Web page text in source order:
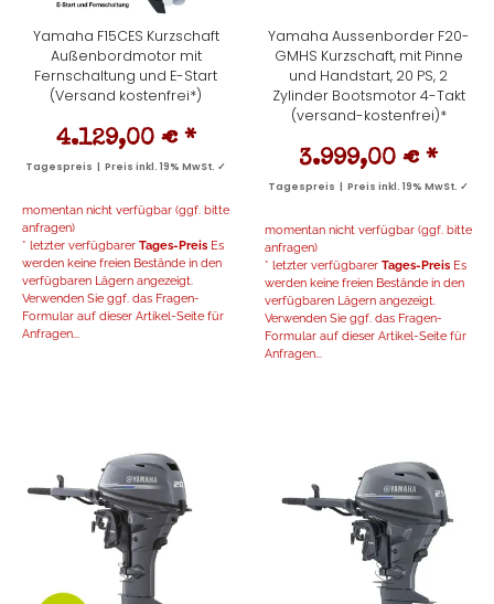
Yamaha F15CES Kurzschaft
Außenbordmotor mit
Fernschaltung und E-Start
(Versand kostenfrei*)
4.129,00 € *
Tagespreis | Preis inkl. 19% MwSt. ✓
momentan nicht verfügbar (ggf. bitte
anfragen)
* letzter verfügbarer Tages-Preis Es
werden keine freien Bestände in den
verfügbaren Lägern angezeigt.
Verwenden Sie ggf. das Fragen-
Formular auf dieser Artikel-Seite für
Anfragen...
Yamaha Aussenborder F20-
GMHS Kurzschaft, mit Pinne
und Handstart, 20 PS, 2
Zylinder Bootsmotor 4-Takt
(versand-kostenfrei)*
3.999,00 € *
Tagespreis | Preis inkl. 19% MwSt. ✓
momentan nicht verfügbar (ggf. bitte
anfragen)
* letzter verfügbarer Tages-Preis Es
werden keine freien Bestände in den
verfügbaren Lägern angezeigt.
Verwenden Sie ggf. das Fragen-
Formular auf dieser Artikel-Seite für
Anfragen...